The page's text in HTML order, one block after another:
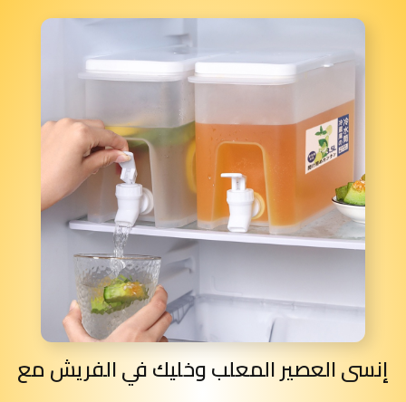
إنسى العصير المعلب وخليك في الفريش مع